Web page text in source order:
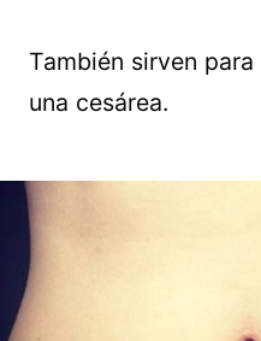
También sirven
una cesárea.